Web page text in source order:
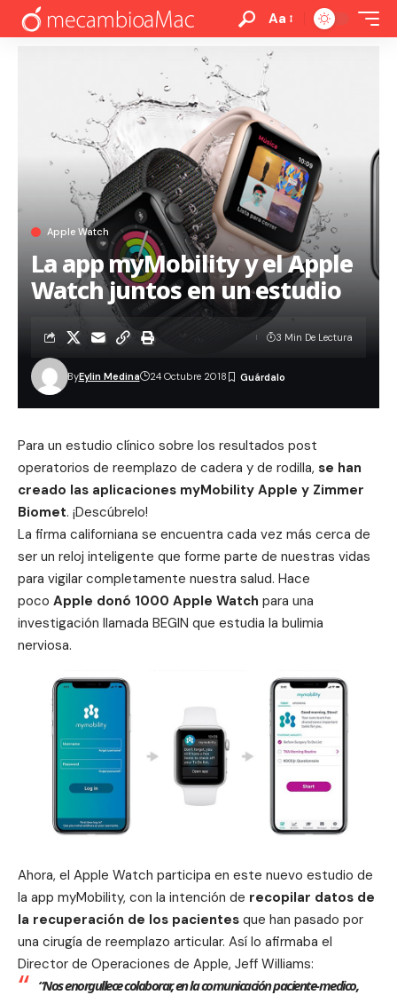
Aa
Apple Watch
La app myMobility y el Apple
Watch juntos en un estudio
ByEylin Medina 24 Octubre 2018
3 Min De Lectura
Para un estudio clínico sobre los resultados post
operatorios de reemplazo de cadera y de rodilla, se han
creado las aplicaciones myMobility Apple y Zimmer
Biomet. ¡Descúbrelo!
La firma californiana se encuentra cada vez más cerca de
ser un reloj inteligente que forme parte de nuestras vidas
para vigilar completamente nuestra salud. Hace
poco Apple donó 1000 Apple Watch para una
investigación llamada BEGIN que estudia la bulimia
nerviosa.
Ahora, el Apple Watch participa en este nuevo estudio de
la app myMobility, con la intención de recopilar datos de
la recuperación de los pacientes que han pasado por
una cirugía de reemplazo articular. Así lo afirmaba el
Director de Operaciones de Apple, Jeff Williams:
“Nos enorgullece colaborar, en la comunicación paciente-medico,